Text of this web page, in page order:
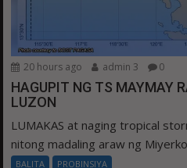
20 hours ago admin 3 0
HAGUPIT NG TS MAYMAY
LUZON
LUMAKAS at naging tropical
nitong madaling araw ng
BALITA PROBINSIYA